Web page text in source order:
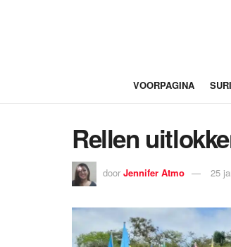
VOORPAGINA
Rellen
door Jennifer Atmo 25